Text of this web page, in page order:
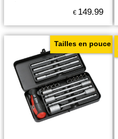
€ 149.99
Tailles en pouce